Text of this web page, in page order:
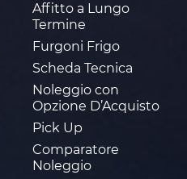
Affitto a Lungo
Termine
Furgoni Frigo
Scheda Tecnica
Noleggio con
Opzione D’Acquisto
Pick Up
Comparatore
Noleggio